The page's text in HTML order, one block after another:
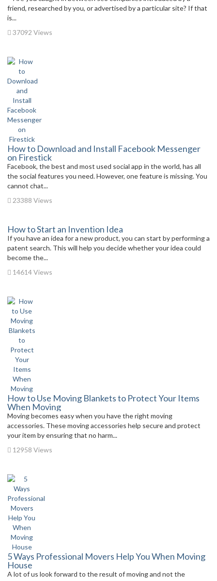
friend, researched by you, or advertised by a particular site? If that
is...
37092 Views
How to Download and Install Facebook Messenger
on Firestick
Facebook, the best and most used social app in the world, has all
the social features you need. However, one feature is missing. You
cannot chat...
23388 Views
How to Start an Invention Idea
If you have an idea for a new product, you can start by performing a
patent search. This will help you decide whether your idea could
become the...
14614 Views
How to Use Moving Blankets to Protect Your Items
When Moving
Moving becomes easy when you have the right moving
accessories. These moving accessories help secure and protect
your item by ensuring that no harm...
12958 Views
5 Ways Professional Movers Help You When Moving
House
A lot of us look forward to the result of moving and not the